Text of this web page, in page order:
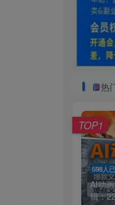
热
598人
AI动
辑：
TOP1